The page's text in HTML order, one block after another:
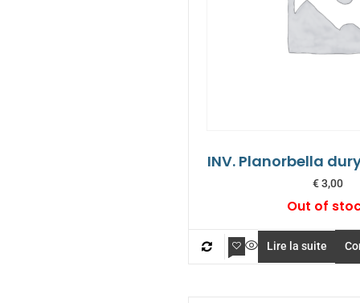
INV. Planorbella
€3,00
Out of
Lire la suite